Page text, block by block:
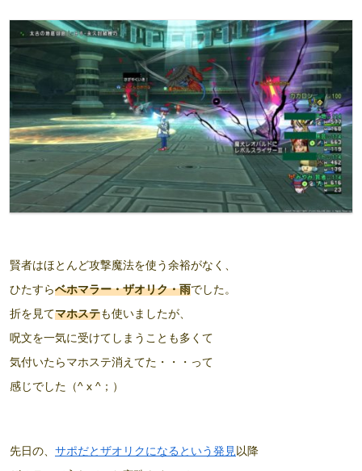
賢者はほとんど攻撃魔法を使う余裕がなく、
ひたすらベホマラー・ザオリク・雨でした。
折を見てマホステも使いましたが、
呪文を一気に受けてしまうことも多くて
気付いたらマホステ消えてた・・・って
感じでした（^ x ^；）
先日の、 サポだとザオリクになるという発見以降